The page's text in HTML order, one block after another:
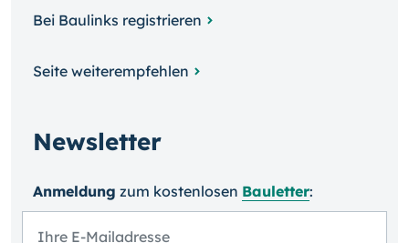
Bei Baulinks registrieren
Seite weiterempfehlen
Newsletter
Anmeldung zum kosten­losen Bauletter: